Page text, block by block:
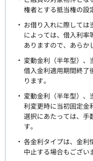
権者とする抵当権の設
お借り入れに際しては
によっては、借入利率
ありますので、あらか
変動金利（半年型）、
借入金利適用期間終了
ります。
変動金利（半年型）、
利変更時に当初固定金
選択にあたっては、手
す。
各金利タイプは、金利
中止する場合もござい